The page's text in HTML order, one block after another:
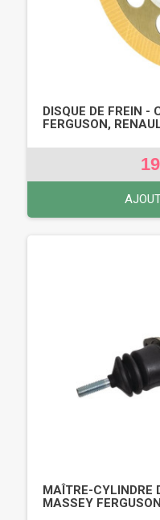
DISQUE DE FREIN -
FERGUSON,
MAÎTRE-CYLINDRE
MASSEY